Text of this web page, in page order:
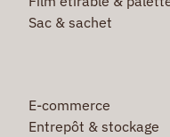
Sac & sachet
E-commerce
Entrepôt & stockage